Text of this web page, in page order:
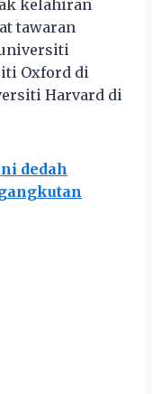
kelahiran
tawaran
Oxford di
Harvard di
dedah